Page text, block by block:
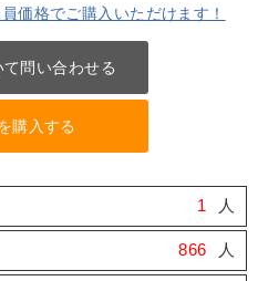
価格でご購入いただけます！
問い合わせる
購入する
1 人
866 人